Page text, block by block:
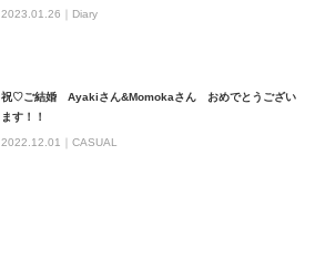
2023.01.26｜ Diary
祝♡ご結婚 Ayakiさん&Momokaさん おめでとうござい
ます！！
2022.12.01｜CASUAL